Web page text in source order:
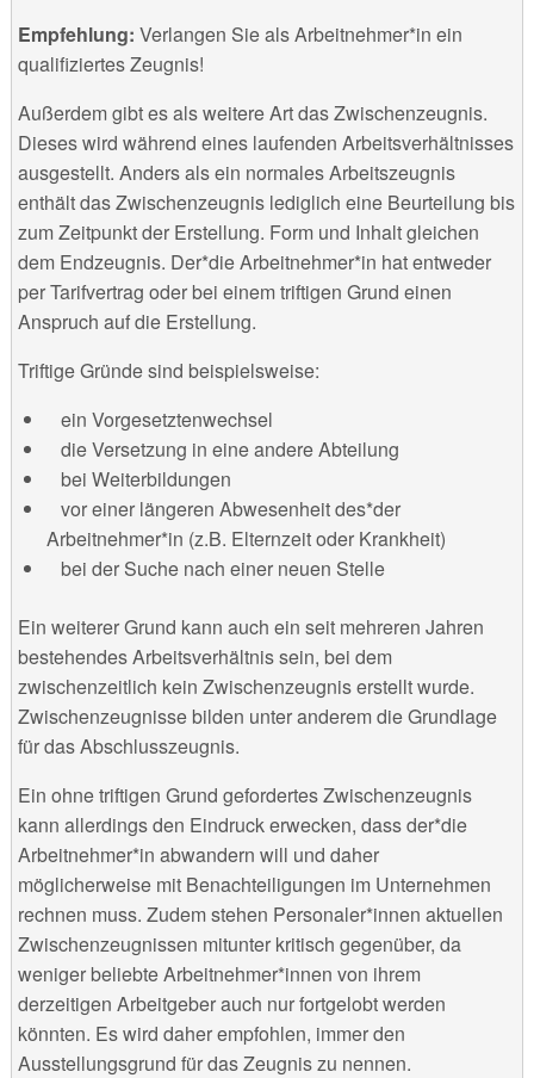
Empfehlung: Verlangen Sie als Arbeitnehmer*in ein
qualifiziertes Zeugnis!
Außerdem gibt es als weitere Art das Zwischenzeugnis.
Dieses wird während eines laufenden Arbeitsverhältnisses
ausgestellt. Anders als ein normales Arbeitszeugnis
enthält das Zwischenzeugnis lediglich eine Beurteilung bis
zum Zeitpunkt der Erstellung. Form und Inhalt gleichen
dem Endzeugnis. Der*die Arbeitnehmer*in hat entweder
per Tarifvertrag oder bei einem triftigen Grund einen
Anspruch auf die Erstellung.
Triftige Gründe sind beispielsweise:
ein Vorgesetztenwechsel
die Versetzung in eine andere Abteilung
bei Weiterbildungen
vor einer längeren Abwesenheit des*der
Arbeitnehmer*in (z.B. Elternzeit oder Krankheit)
bei der Suche nach einer neuen Stelle
Ein weiterer Grund kann auch ein seit mehreren Jahren
bestehendes Arbeitsverhältnis sein, bei dem
zwischenzeitlich kein Zwischenzeugnis erstellt wurde.
Zwischenzeugnisse bilden unter anderem die Grundlage
für das Abschlusszeugnis.
Ein ohne triftigen Grund gefordertes Zwischenzeugnis
kann allerdings den Eindruck erwecken, dass der*die
Arbeitnehmer*in abwandern will und daher
möglicherweise mit Benachteiligungen im Unternehmen
rechnen muss. Zudem stehen Personaler*innen aktuellen
Zwischenzeugnissen mitunter kritisch gegenüber, da
weniger beliebte Arbeitnehmer*innen von ihrem
derzeitigen Arbeitgeber auch nur fortgelobt werden
könnten. Es wird daher empfohlen, immer den
Ausstellungsgrund für das Zeugnis zu nennen.